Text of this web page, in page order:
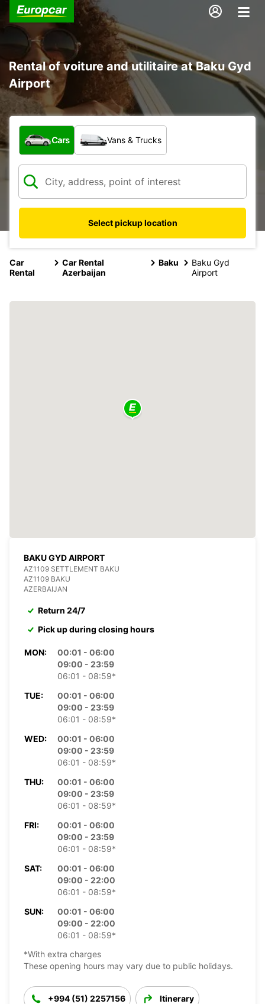
Rental of voiture and utilitaire at Baku Gyd
Airport
What type of vehicle?
Cars Vans & Trucks
Select pickup location
Car
Rental
Car Rental
Azerbaijan
Baku
Baku Gyd
Airport
BAKU GYD AIRPORT
AZ1109 SETTLEMENT BAKU
AZ1109 BAKU
AZERBAIJAN
Return 24/7
Pick up during closing hours
MON:
00:01 - 06:00
09:00 - 23:59
06:01 - 08:59*
TUE:
00:01 - 06:00
09:00 - 23:59
06:01 - 08:59*
WED:
00:01 - 06:00
09:00 - 23:59
06:01 - 08:59*
THU:
00:01 - 06:00
09:00 - 23:59
06:01 - 08:59*
FRI:
00:01 - 06:00
09:00 - 23:59
06:01 - 08:59*
SAT:
00:01 - 06:00
09:00 - 22:00
06:01 - 08:59*
SUN:
00:01 - 06:00
09:00 - 22:00
06:01 - 08:59*
*With extra charges
These opening hours may vary due to public holidays.
+994 (51) 2257156 Itinerary